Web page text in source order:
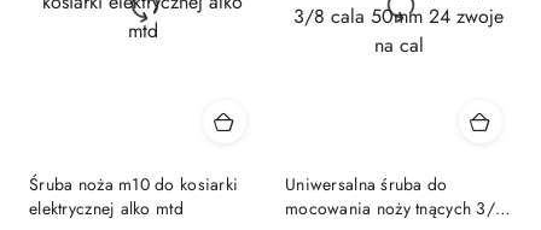
Śruba noża m10 do kosiarki
elektrycznej alko mtd
Uniwersalna śruba do
mocowania noży tnących 3/8